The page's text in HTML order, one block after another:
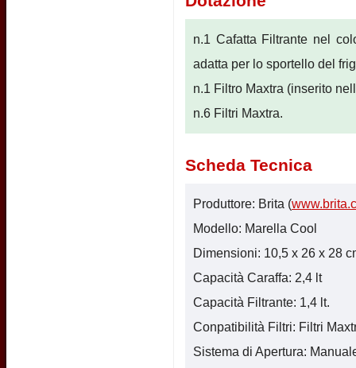
n.1 Cafatta Filtrante nel
adatta per lo sportello del
n.1 Filtro Maxtra (inserito
n.6 Filtri Maxtra.
Scheda Tecnica
Produttore: Brita (
Modello: Marella Cool
Dimensioni: 10,5 x 26 x 28
Capacità Caraffa: 2,4 lt
Capacità Filtrante: 1,4 lt.
Conpatibilità Filtri: Filtri
Sistema di Apertura: